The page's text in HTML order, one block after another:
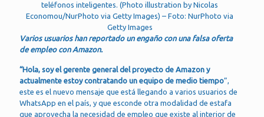
teléfonos inteligentes. (Photo illustration by Nicolas
Economou/NurPhoto via Getty Images) – Foto: NurPhoto via
Getty Images
Varios usuarios han reportado un engaño con una falsa oferta
de empleo con Amazon.
“Hola, soy el gerente general del proyecto de Amazon y
actualmente estoy contratando un equipo de medio tiempo”,
este es el nuevo mensaje que está llegando a varios usuarios de
WhatsApp en el país, y que esconde otra modalidad de estafa
que aprovecha la necesidad de empleo que existe al interior de